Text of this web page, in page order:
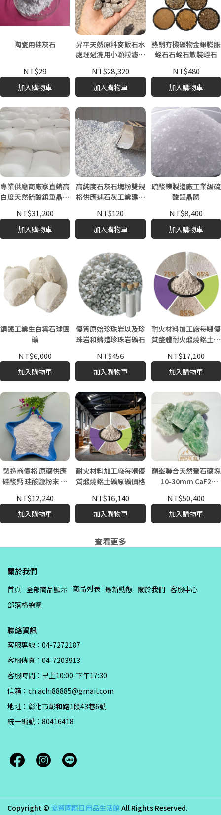
陶瓷用硅灰石
NT$29
加入購物車
昇平天然原料麥飯石水
處理過濾用小顆粒濾料
NT$28,320
加入購物車
熱銷有機礦物金銀膨脹
蛭石石蛭石散裝蛭石
NT$480
加入購物車
專業供應商廠家直銷高
白度天然硫酸鋇重晶石
NT$31,200
加入購物車
高純度石灰石塊粉雙規
格供應速石灰工業建材
NT$120
加入購物車
硫酸鎂製造廠工業級硫
酸鎂晶體
NT$8,400
加入購物車
鋼鐵工業生白雲石球團
礦
NT$6,000
加入購物車
優質原始珍珠岩以及珍
珠岩和鑄造珍珠岩礦石
NT$456
加入購物車
耐火材料加工廠每噸優
質整體耐火煅燒鋁土礦
NT$17,100
加入購物車
製造商價格 原礦供應
硅酸鈣 珪酸鹽粉末 玻
SiO2 福斯曼品牌
NT$12,240
加入購物車
耐火材料加工廠每噸優
質煅燒鋁土礦原礦價格
NT$16,140
加入購物車
巔峯聯合天然螢石礦塊
10-30mm CaF2
紫色 SiO2 <7% 原石
廣東冶金用
NT$50,400
加入購物車
查看更多
關於我們
首頁 全部商品顯示 商品列表 最新動態 關於我們 客服中心
部落格總覽
聯絡資訊
客服專線：04-7272187
客服傳真：04-7203913
客服時間：早上10:00-下午17:30
信箱：chiachi88885@gmail.com
地址：彰化市彰和路1段43巷6號
統一編號：80416418
Copyright © 協貿國際日用品生活館 All Rights Reserved.